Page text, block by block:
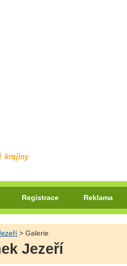
Registrace Reklama
> Galerie
Jezeří